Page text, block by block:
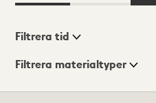
Visningsläge
Filtrera tid
Filtrera materialtyper